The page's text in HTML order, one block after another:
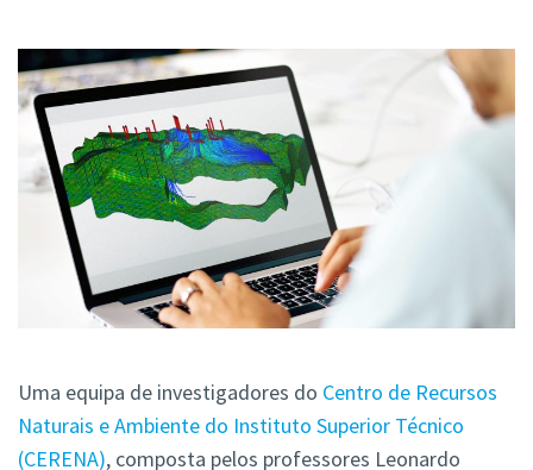
Uma equipa de investigadores do Centro de Recursos
Naturais e Ambiente do Instituto Superior Técnico
(CERENA), composta pelos professores Leonardo